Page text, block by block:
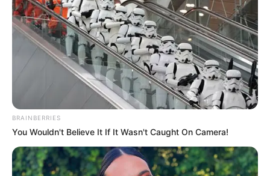
BRAINBERRIES
You Wouldn't Believe It If It Wasn't Caught On Camera!